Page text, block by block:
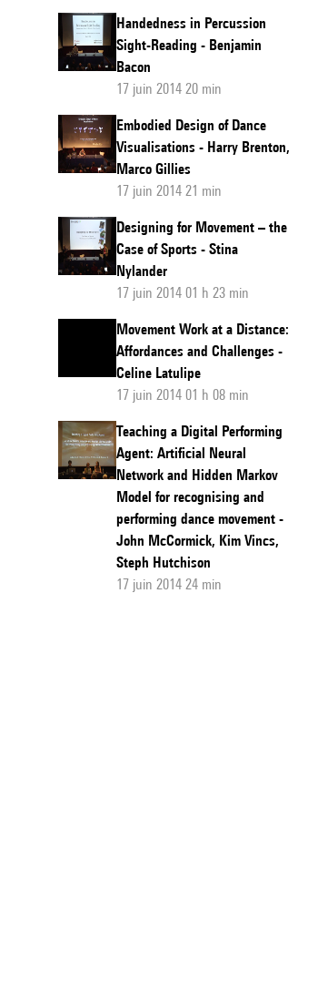
Handedness in Percussion
Sight-Reading - Benjamin
Bacon
17 juin 2014 20 min
Embodied Design of Dance
Visualisations - Harry Brenton,
Marco Gillies
17 juin 2014 21 min
Designing for Movement – the
Case of Sports - Stina
Nylander
17 juin 2014 01 h 23 min
Movement Work at a Distance:
Affordances and Challenges -
Celine Latulipe
17 juin 2014 01 h 08 min
Teaching a Digital Performing
Agent: Artificial Neural
Network and Hidden Markov
Model for recognising and
performing dance movement -
John McCormick, Kim Vincs,
Steph Hutchison
17 juin 2014 24 min